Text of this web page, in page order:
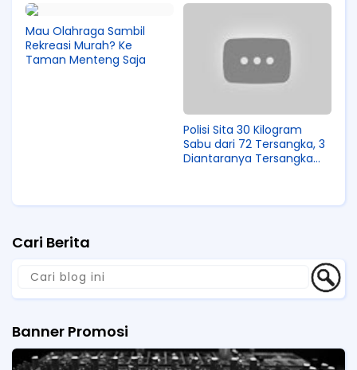
Mau Olahraga Sambil
Rekreasi Murah? Ke
Taman Menteng Saja
Polisi Sita 30 Kilogram
Sabu dari 72 Tersangka, 3
Diantaranya Tersangka
Cari Berita
Banner Promosi